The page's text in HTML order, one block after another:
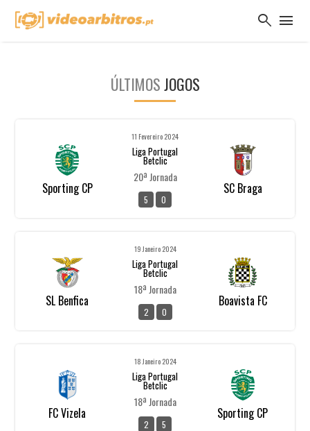
search menu
ÚLTIMOSJOGOS
Sporting CP
11 Fevereiro 2024
Liga Portugal
Betclic
20ª Jornada
5 0
SC Braga
SL Benfica
19 Janeiro 2024
Liga Portugal
Betclic
18ª Jornada
2 0
Boavista FC
FC Vizela
18 Janeiro 2024
Liga Portugal
Betclic
18ª Jornada
2 5
Sporting CP